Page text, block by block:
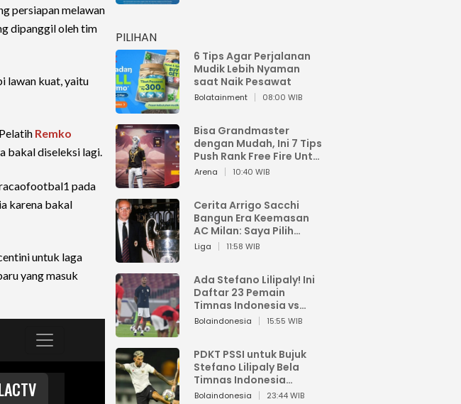
persiapan melawan
dipanggil oleh tim
lawan kuat, yaitu
Remko
bakal diseleksi lagi.
pada
karena bakal
untuk laga
yang masuk
PILIHAN
6 Tips Agar Perjalanan
Mudik Lebih Nyaman
saat Naik Pesawat
Bolatainment 08:00 WIB
Bisa Grandmaster
dengan Mudah, Ini 7 Tips
Push Rank Free Fire Untuk
Pemula
Arena 10:40 WIB
Cerita Arrigo Sacchi
Bangun Era Keemasan
AC Milan: Saya Pilih
Pemain dari Isi Otaknya
Liga 11:58 WIB
Ada Stefano Lilipaly! Ini
Daftar 23 Pemain
Timnas Indonesia vs
China
Bolaindonesia 15:55 WIB
PDKT PSSI untuk Bujuk
Stefano Lilipaly Bela
Timnas Indonesia
Berakhir Berantakan
Bolaindonesia 23:44 WIB